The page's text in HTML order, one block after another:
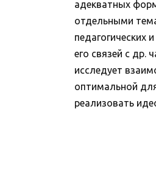
адекватных
отдельными
педагогических
его связей с др.
исследует
оптимальной
реализовать